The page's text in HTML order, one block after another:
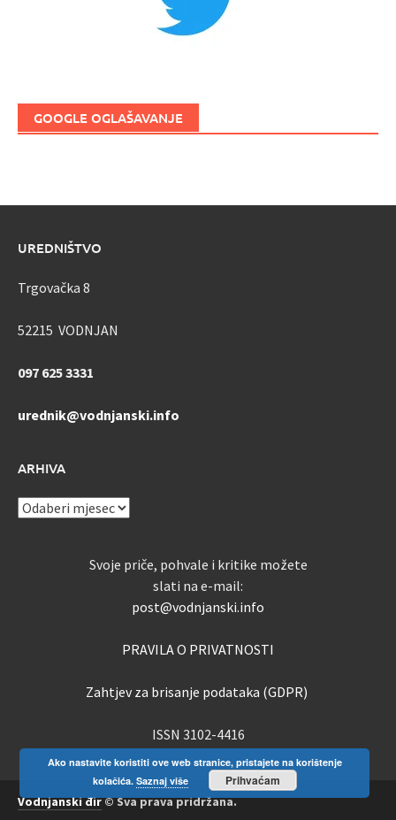
GOOGLE OGLAŠAVANJE
UREDNIŠTVO
Trgovačka 8
52215 VODNJAN
097 625 3331
urednik@vodnjanski.info
ARHIVA
ARHIVA
Svoje priče, pohvale i kritike možete
slati na e-mail:
post@vodnjanski.info
PRAVILA O PRIVATNOSTI
Zahtjev za brisanje podataka (GDPR)
ISSN 3102-4416
Vodnjanski đir© Sva prava pridržana.
Ako nastavite koristiti ove web stranice, pristajete na korištenje
kolačića. Saznaj više Prihvaćam